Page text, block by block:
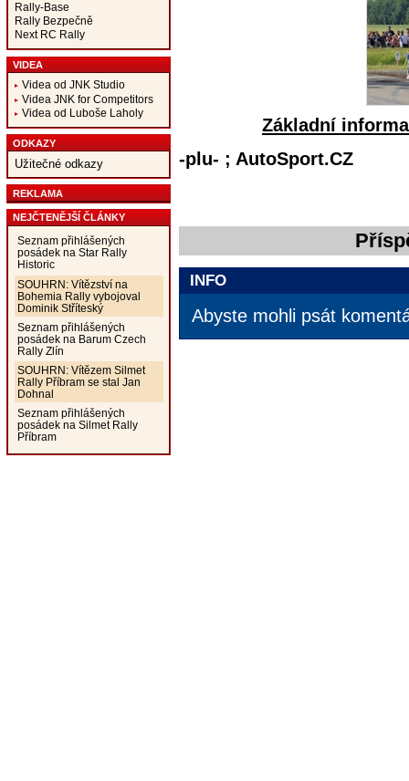
Rally-Base
Rally Bezpečně
Next RC Rally
VIDEA
Videa od JNK Studio
Videa JNK for Competitors
Videa od Luboše Laholy
ODKAZY
Užitečné odkazy
REKLAMA
NEJČTENĚJŠÍ ČLÁNKY
Seznam přihlášených
posádek na Star Rally
Historic
SOUHRN: Vítězství na
Bohemia Rally vybojoval
Dominik Stříteský
Seznam přihlášených
posádek na Barum Czech
Rally Zlín
SOUHRN: Vítězem Silmet
Rally Příbram se stal Jan
Dohnal
Seznam přihlášených
posádek na Silmet Rally
Příbram
Základní
-plu- ; AutoSport.CZ
INFO
Abyste mohli psát